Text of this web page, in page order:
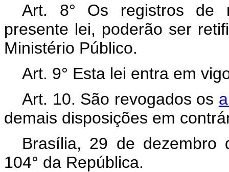
Art. 8° Os registros de
presente lei, poderão ser
Ministério Público.
Art. 9° Esta lei entra em
Art. 10. São revogados os
demais disposições em
Brasília, 29 de dezembro
104° da República.